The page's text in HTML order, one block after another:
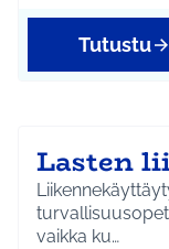
Tutustu
Lasten
vaikka ku…